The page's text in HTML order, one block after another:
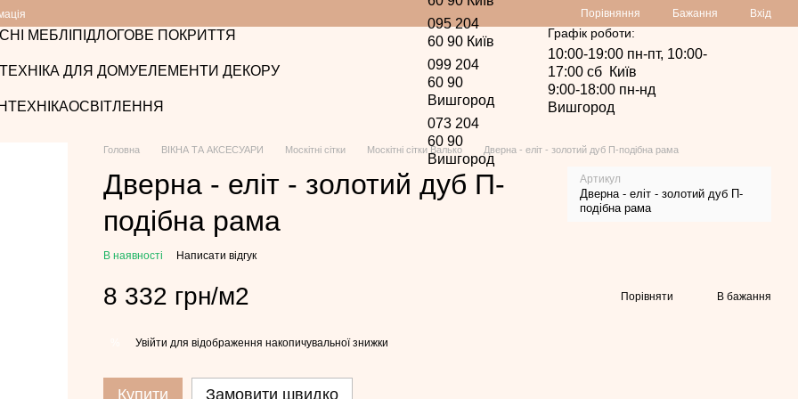
Порівняння Бажання Вхід
МЕБЛІ ПІДЛОГОВЕ ПОКРИТТЯ
ТЕХНІКА ДЛЯ ДОМУЕЛЕМЕНТИ ДЕКОРУ
ОСВІТЛЕННЯ
095 204
60 90 Київ
099 204
60 90
Вишгород
073 204
60 90
Вишгород
Графік роботи:
10:00-19:00 пн-пт, 10:00-
17:00 сб Київ
9:00-18:00 пн-нд
Вишгород
Головна ВІКНА ТА АКСЕСУАРИ Москітні сітки Москітні сітки Валько Дверна - еліт - золотий дуб П-подібна рама
Дверна - еліт - золотий дуб П-
подібна рама
Артикул
Дверна - еліт - золотий дуб П-
подібна рама
В наявності Написати відгук
8 332 грн/м2 Порівняти В бажання
Увійти для відображення накопичувальної знижки
Купити Замовити швидко